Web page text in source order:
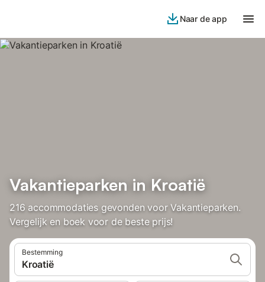
Naar de app
Vakantieparken in Kroatië
216 accommodaties gevonden voor Vakantieparken.
Vergelijk en boek voor de beste prijs!
Bestemming
Kroatië